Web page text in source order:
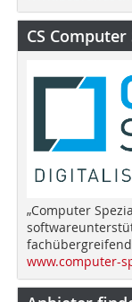
CS Computer
„Computer
www.computer-